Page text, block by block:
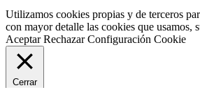
Utilizamos cookies propias y de terceros
con mayor detalle las cookies que usamos,
Aceptar Rechazar Configuración Cookie
Cerrar